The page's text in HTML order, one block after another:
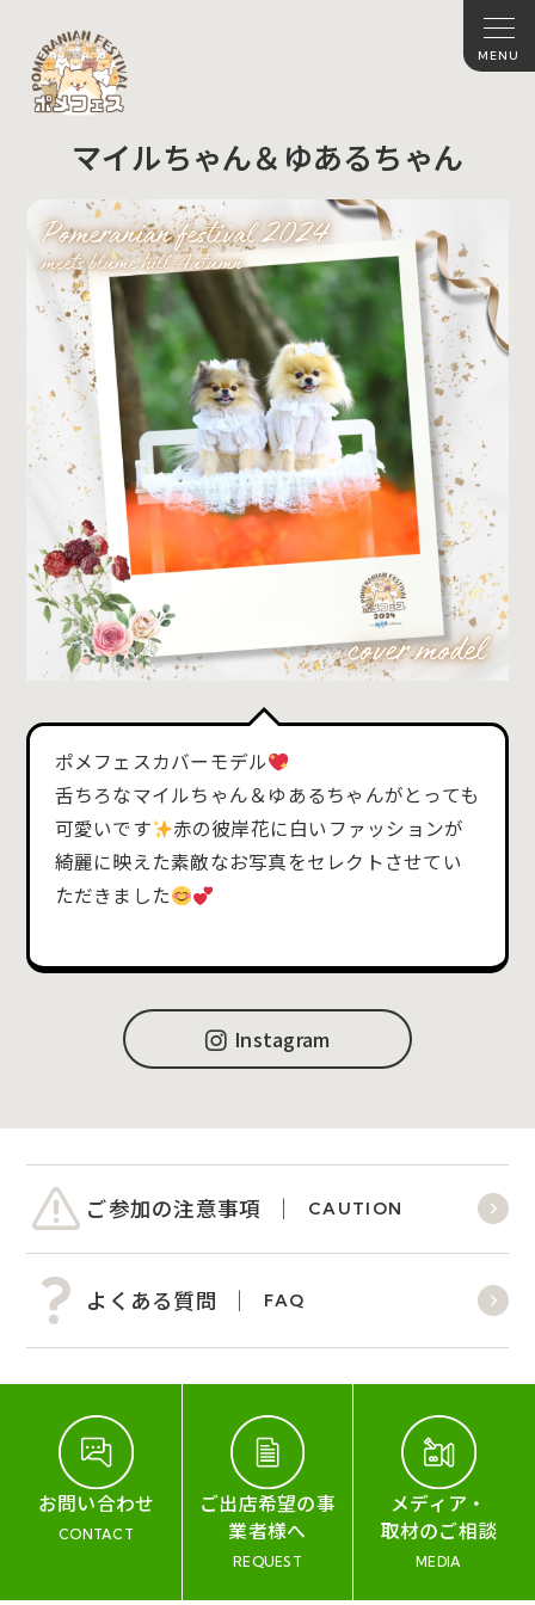
マイルちゃん＆ゆあるちゃん
ポメフェスカバーモデル
舌ちろなマイルちゃん＆ゆあるちゃんがとっても
可愛いです
赤の彼岸花に白いファッションが
綺麗に映えた素敵なお写真をセレクトさせてい
ただきました
Instagram
ご参加の注意事項 CAUTION
よくある質問 FAQ
お問い合わせ
CONTACT
ご出店希望の事
業者様へ
REQUEST
メディア・
取材のご相談
MEDIA